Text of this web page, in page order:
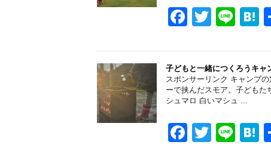
oF
c
e
b
o
T
tt
er
Li
e
e
n
a
子どもと一緒につくろうキャ
スポンサーリンク キャンプ
ーで挟んだスモア。子どもた
シュマロ 白いマシュ ...
F
T
Li